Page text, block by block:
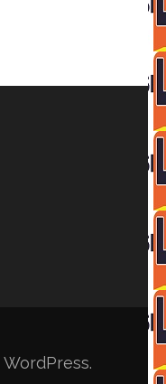
WordPress.